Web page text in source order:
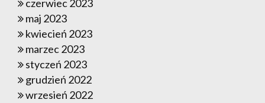
czerwiec 2023
maj 2023
kwiecień 2023
marzec 2023
styczeń 2023
grudzień 2022
wrzesień 2022